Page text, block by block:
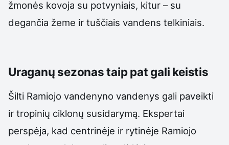
žmonės kovoja su potvyniais, kitur – su
degančia žeme ir tuščiais vandens telkiniais.
Uraganų sezonas taip pat gali keistis
Šilti Ramiojo vandenyno vandenys gali paveikti
ir tropinių ciklonų susidarymą. Ekspertai
perspėja, kad centrinėje ir rytinėje Ramiojo